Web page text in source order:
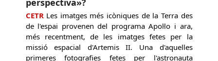
perspectiva»?
CETRLes imatges més icòniques de la Terra des
de l'espai provenen del programa Apol·lo i ara,
més recentment, de les imatges fetes per la
missió espacial d'Artemis II. Una d'aquelles
primeres fotografies fetes per l'astronauta